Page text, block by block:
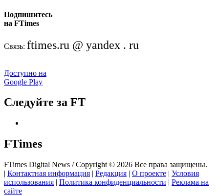
Подпишитесь
на FTimes
Связь: ftimes.ru @ yandex . ru
Доступно на
Google Play
Следуйте за FT
FTimes
FTimes Digital News / Copyright © 2026 Все права защищены.
| Контактная информация | Редакция | О проекте | Условия
использования | Политика конфиденциальности | Реклама на
сайте